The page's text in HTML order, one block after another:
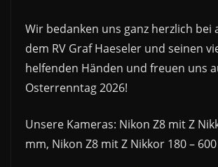
Wir bedanken uns ganz herzlich bei
dem RV Graf Haeseler und seinen
helfenden Händen und freuen uns
Osterrenntag 2026!
Unsere Kameras: Nikon Z8 mit Z
mm, Nikon Z8 mit Z Nikkor 180 –